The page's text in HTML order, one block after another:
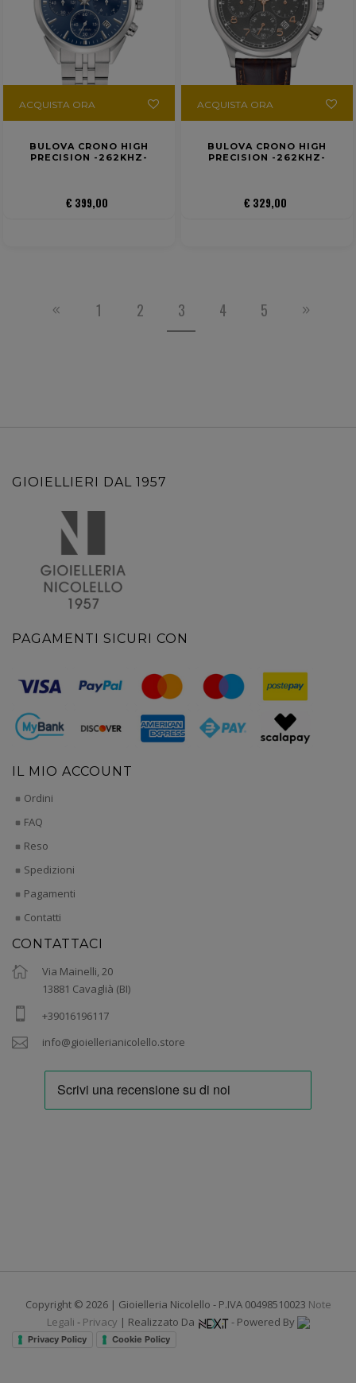
ACQUISTA ORA
BULOVA CRONO HIGH
PRECISION -262KHZ-
€ 399,00
ACQUISTA ORA
BULOVA CRONO HIGH
PRECISION -262KHZ-
€ 329,00
1 2 3 4 5
GIOIELLIERI DAL 1957
PAGAMENTI SICURI CON
IL MIO ACCOUNT
Ordini
FAQ
Reso
Spedizioni
Pagamenti
Contatti
CONTATTACI
Via Mainelli, 20
13881 Cavaglià (BI)
+39016196117
info@gioiellerianicolello.store
Copyright © 2026 | Gioielleria Nicolello - P.IVA 00498510023 Note
Legali - Privacy | Realizzato Da - Powered By
Privacy Policy Cookie Policy